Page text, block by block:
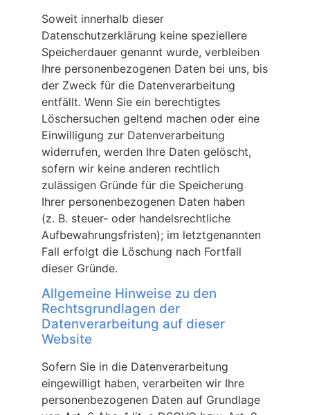
Soweit innerhalb dieser
Datenschutzerklärung keine speziellere
Speicherdauer genannt wurde, verbleiben
Ihre personenbezogenen Daten bei uns, bis
der Zweck für die Datenverarbeitung
entfällt. Wenn Sie ein berechtigtes
Löschersuchen geltend machen oder eine
Einwilligung zur Datenverarbeitung
widerrufen, werden Ihre Daten gelöscht,
sofern wir keine anderen rechtlich
zulässigen Gründe für die Speicherung
Ihrer personenbezogenen Daten haben
(z. B. steuer- oder handelsrechtliche
Aufbewahrungsfristen); im letztgenannten
Fall erfolgt die Löschung nach Fortfall
dieser Gründe.
Allgemeine Hinweise zu den
Rechtsgrundlagen der
Datenverarbeitung auf dieser
Website
Sofern Sie in die Datenverarbeitung
eingewilligt haben, verarbeiten wir Ihre
personenbezogenen Daten auf Grundlage